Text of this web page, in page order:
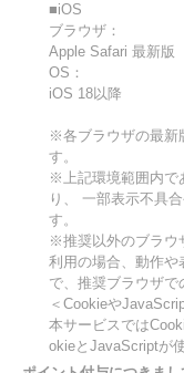
■iOS
ブラウザ：
Apple Safari 最新版
OS：
iOS 18以降
※各ブラウザの最新
す。
※上記環境範囲内で
り、 一部表示不具
す。
※推奨以外のブラウ
利用の場合、動作や
で、推奨ブラウザで
＜Cookieや
本サービスでは
okieとJavaScriptが